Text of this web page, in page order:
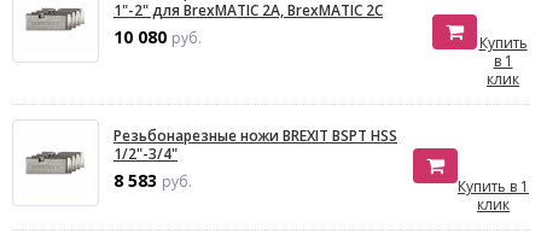
1"-2" для BrexMATIC 2A, BrexMATIC 2C
10 080 руб.
Купить
в 1
клик
Резьбонарезные ножи BREXIT BSPT HSS
1/2"-3/4"
8 583 руб.
Купить в 1
клик